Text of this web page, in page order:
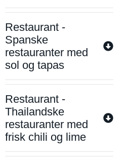
Restaurant -
Spanske
restauranter med
sol og tapas
Restaurant -
Thailandske
restauranter med
frisk chili og lime